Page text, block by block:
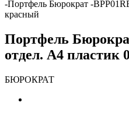
-Портфель Бюрократ -
красный
Портфель
отдел. A4
БЮРОКРАТ